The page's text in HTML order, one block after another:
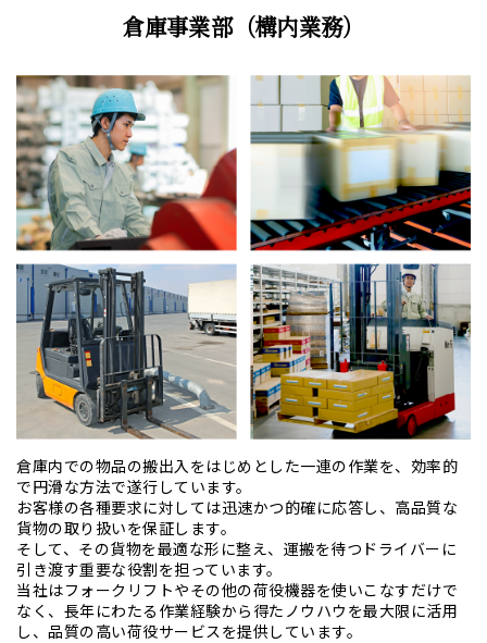
倉庫事業部（構内業務）
倉庫内での物品の搬出入をはじめとした一連の作業を、効率的
で円滑な方法で遂行しています。
お客様の各種要求に対しては迅速かつ的確に応答し、高品質な
貨物の取り扱いを保証します。
そして、その貨物を最適な形に整え、運搬を待つドライバーに
引き渡す重要な役割を担っています。
当社はフォークリフトやその他の荷役機器を使いこなすだけで
なく、長年にわたる作業経験から得たノウハウを最大限に活用
し、品質の高い荷役サービスを提供しています。